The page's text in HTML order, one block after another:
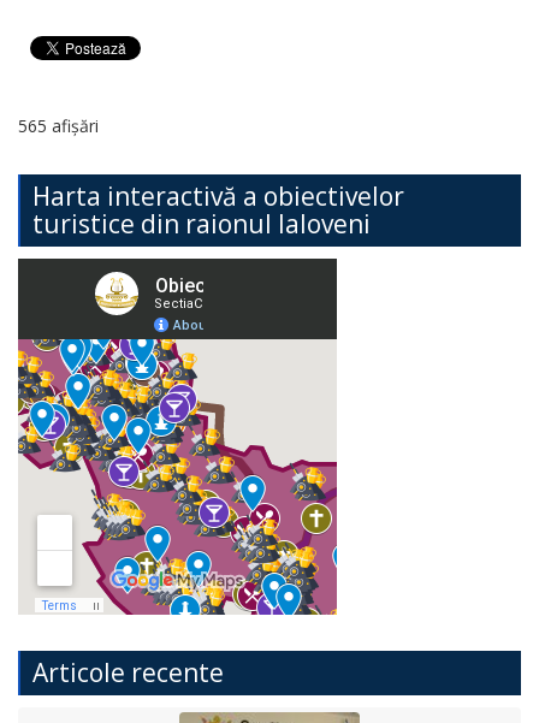
565 afișări
Harta interactivă a obiectivelor
turistice din raionul Ialoveni
Articole recente